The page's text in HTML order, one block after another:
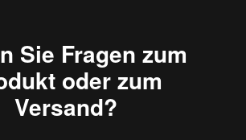
Sie Fragen zum
oder zum
Versand?